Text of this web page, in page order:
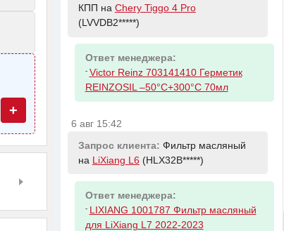
+
КПП на Chery Tiggo 4 Pro
(LVVDB2*****)
Ответ менеджера:
- Victor Reinz 703141410 Герметик
REINZOSIL –50°C+300°C 70мл
6 авг 15:42
Запрос клиента: Фильтр масляный
на LiXiang L6(HLX32B*****)
Ответ менеджера:
-
LIXIANG 1001787 Фильтр масляный
для LiXiang L7 2022-2023